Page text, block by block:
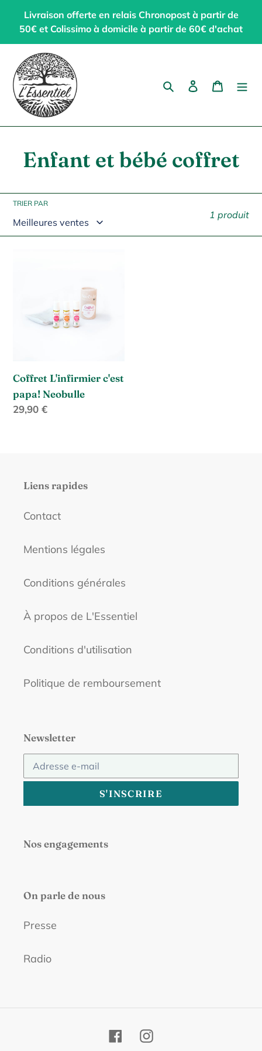
Livraison offerte en relais Chronopost à partir de
50€ et Colissimo à domicile à partir de 60€ d'achat
RechercherSe connecter
Panier
C
l
l
n
:
Enfant et bébé coffret
TRIER PAR
1 produit
Neobulle
Coffret L'infirmier c'est
papa! Neobulle
Prix
29,90 €
Liens rapides
Contact
Mentions légales
Conditions générales
À propos de L'Essentiel
Conditions d'utilisation
Politique de remboursement
Newsletter
S'INSCRIRE
Nos engagements
On parle de nous
Presse
Radio
FacebookInstagram